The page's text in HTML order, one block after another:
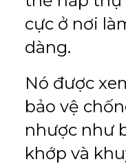
cực ở nơi
dàng.
Nó được
bảo vệ
nhược như
khớp và